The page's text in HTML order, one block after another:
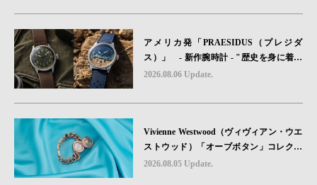
アメリカ発「PRAESIDUS（プレジダ
ス）」 - 新作腕時計 - "歴史を身に着け
る“ -戦場を駆け抜けたWillys MBのボンネ
砂を文字盤に閉じ込めた「A-11」コレク
2026.08.06 Update.
Vivienne Westwood（ヴィヴィアン・ウエ
ストウッド）「オーブボタン」コレクシ
ョンに、⽇本限定カラーのローズゴール
2026.08.05 Update.